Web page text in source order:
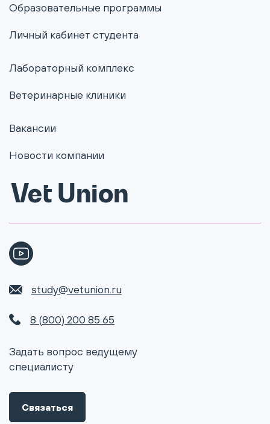
Образовательные программы
Личный кабинет студента
Лабораторный комплекс
Ветеринарные клиники
Вакансии
Новости компании
study@vetunion.ru
8 (800) 200 85 65
Задать вопрос ведущему
специалисту
Связаться